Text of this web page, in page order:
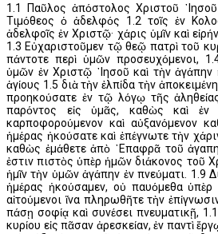
1.1 Παῦλος ἀπόστολος Χριστοῦ
Τιμόθεος ὁ ἀδελφός 1.2 τοῖς ἐν
ἀδελφοῖς ἐν Χριστῷ· χάρις ὑμῖν καὶ
1.3 Εὐχαριστοῦμεν τῷ θεῷ πατρὶ τοῦ
πάντοτε περὶ ὑμῶν προσευχόμενοι,
ὑμῶν ἐν Χριστῷ ᾽Ιησοῦ καὶ τὴν ἀγάπην
ἁγίους 1.5 διὰ τὴν ἐλπίδα τὴν
προηκούσατε ἐν τῷ λόγῳ τῆς
παρόντος εἰς ὑμᾶς, καθὼς καὶ ἐν
καρποφορούμενον καὶ αὐξανόμενον
ἡμέρας ἠκούσατε καὶ ἐπέγνωτε τὴν
καθὼς ἐμάθετε ἀπὸ ᾽Επαφρᾶ τοῦ
ἐστιν πιστὸς ὑπὲρ ἡμῶν διάκονος τοῦ
ἡμῖν τὴν ὑμῶν ἀγάπην ἐν πνεύματι. 1.9
ἡμέρας ἠκούσαμεν, οὐ παυόμεθα ὑπὲρ
αἰτούμενοι ἵνα πληρωθῆτε τὴν
πάσῃ σοφίᾳ καὶ συνέσει πνευματικῇ,
κυρίου εἰς πᾶσαν ἀρεσκείαν, ἐν παντὶ